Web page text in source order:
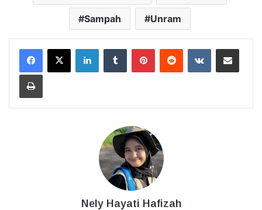
Sampah Unram
LinkedInTumblr PinterestReddit VKontakteBagikan Lewat Email
Cetak
Nely Hayati Hafizah